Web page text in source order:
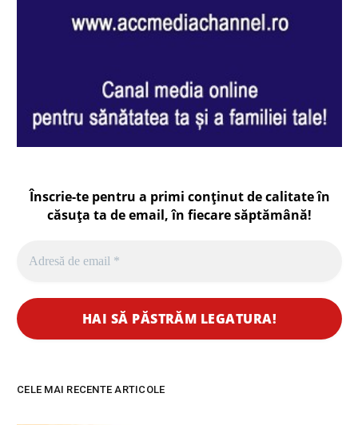
Înscrie-te pentru a primi conținut de calitate în
căsuța ta de email, în fiecaresăptămână!
CELE MAI RECENTE ARTICOLE